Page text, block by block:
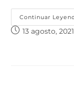
Continuar
13 agosto, 2021